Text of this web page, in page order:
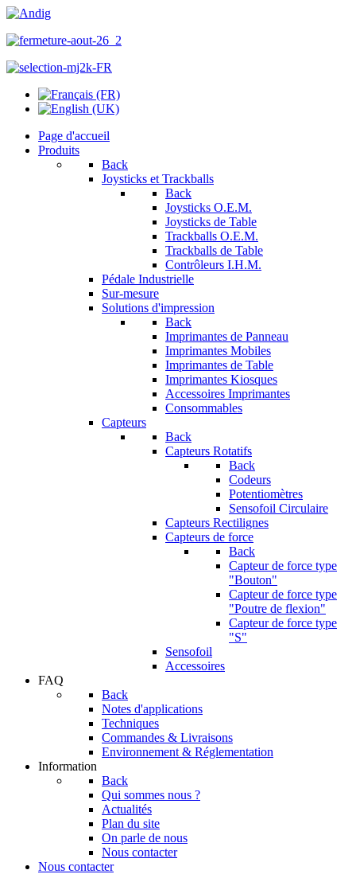
Page d'accueil
Produits
Back
Joysticks et Trackballs
Back
Joysticks O.E.M.
Joysticks de Table
Trackballs O.E.M.
Trackballs de Table
Contrôleurs I.H.M.
Pédale Industrielle
Sur-mesure
Solutions d'impression
Back
Imprimantes de Panneau
Imprimantes Mobiles
Imprimantes de Table
Imprimantes Kiosques
Accessoires Imprimantes
Consommables
Capteurs
Back
Capteurs Rotatifs
Back
Codeurs
Potentiomètres
Sensofoil Circulaire
Capteurs Rectilignes
Capteurs de force
Back
Capteur de force type
"Bouton"
Capteur de force type
"Poutre de flexion"
Capteur de force type
"S"
Sensofoil
Accessoires
FAQ
Back
Notes d'applications
Techniques
Commandes & Livraisons
Environnement & Réglementation
Information
Back
Qui sommes nous ?
Actualités
Plan du site
On parle de nous
Nous contacter
Nous contacter